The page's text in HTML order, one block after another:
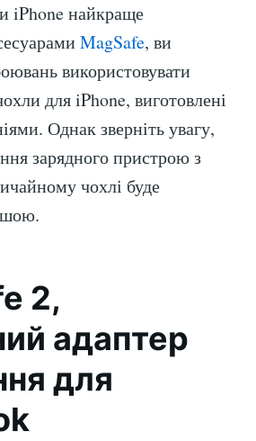
iPhone найкраще
MagSafe, ви
використовувати
для iPhone, виготовлені
Однак зверніть увагу,
зарядного пристрою з
чохлі буде
2,
адаптер
для